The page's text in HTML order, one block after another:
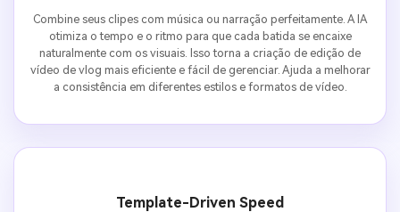
Combine seus clipes com música ou narração perfeitamente. A IA
otimiza o tempo e o ritmo para que cada batida se encaixe
naturalmente com os visuais. Isso torna a criação de edição de
vídeo de vlog mais eficiente e fácil de gerenciar. Ajuda a melhorar
a consistência em diferentes estilos e formatos de vídeo.
Template-Driven Speed